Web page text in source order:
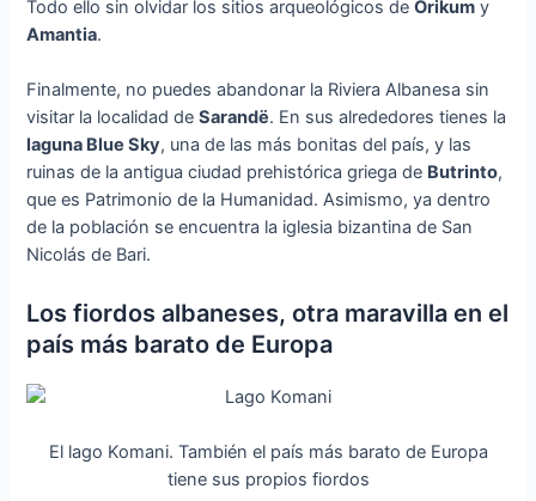
Todo ello sin olvidar los sitios arqueológicos deOrikum y
Amantia.
Finalmente, no puedes abandonar la Riviera Albanesa sin
visitar la localidad deSarandë. En sus alrededores tienes la
laguna Blue Sky, una de las más bonitas del país, y las
ruinas de la antigua ciudad prehistórica griega de Butrinto,
que es Patrimonio de la Humanidad. Asimismo, ya dentro
de la población se encuentra la iglesia bizantina de San
Nicolás de Bari.
Los fiordos albaneses, otra maravilla en el
país más barato de Europa
El lago Komani. También el país más barato de Europa
tiene sus propios fiordos